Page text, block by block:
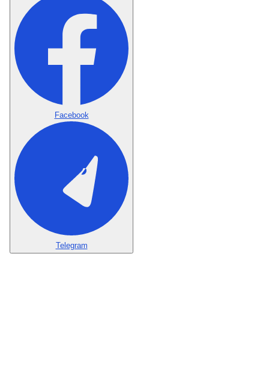
Facebook
Telegram